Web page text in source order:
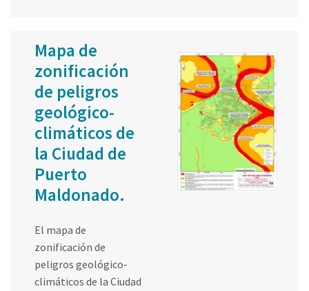
Mapa de
zonificación
de peligros
geológico-
climáticos de
la Ciudad de
Puerto
Maldonado.
El mapa de
zonificación de
peligros geológico-
climáticos de la Ciudad